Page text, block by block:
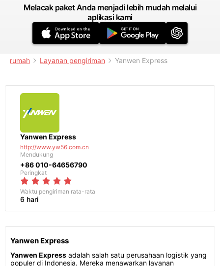
Melacak paket Anda menjadi lebih mudah melalui
aplikasi kami
rumah Layanan pengiriman Yanwen Express
Yanwen Express
http://www.yw56.com.cn
Mendukung
+86 010-64656790
Peringkat
Waktu pengiriman rata-rata
6 hari
Yanwen Express
Yanwen Express adalah salah satu perusahaan logistik yang
populer di Indonesia. Mereka menawarkan layanan